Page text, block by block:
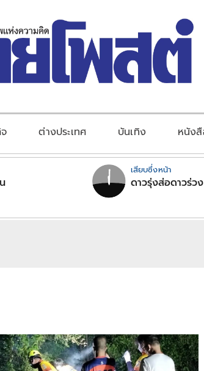
ต่างประเทศ บันเทิง หนัง
เสียบซึ่งหน้า
ดาวรุ่งส่อดาวร่วง